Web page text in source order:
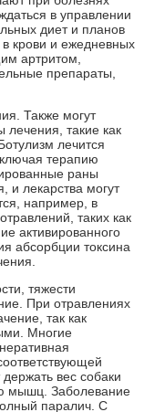
в управлении
диет и планов
крови и ежедневных
артритом,
препараты,
Также могут
такие как
лечится
терапию
раны
лекарства могут
например, в
таких как
активированного
абсорбции токсина
тяжести
При отравлениях
так как
Многие
вес собаки
мышц. Заболевание
паралич. С